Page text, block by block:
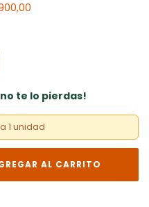
te lo pierdas!
1 unidad